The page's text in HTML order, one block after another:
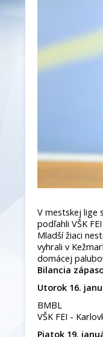
V mestskej lige
podľahli VŠK
Mladší žiaci
vyhrali v
domácej
Bilancia
Utorok 16.
BMBL
VŠK FEI -
Piatok 19.